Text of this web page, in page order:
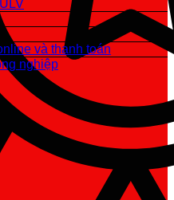
và thanh toán
nghiệp